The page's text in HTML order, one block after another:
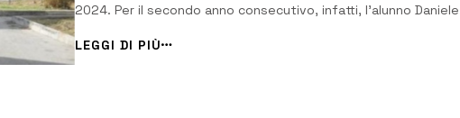
2024. Per il secondo anno consecutivo, infatti, l’alunno Daniele
Gaeta della classe 3 QL del Liceo quadriennale delle Scienze
applicate vola all’ultima fase dei campionati italiani della scienza
naturale ...
LEGGI DI PIÙ